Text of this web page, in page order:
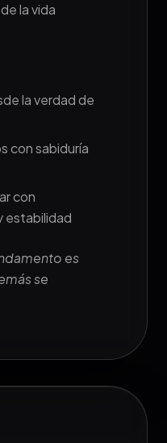
la vida
la verdad de
con sabiduría
con
estabilidad
es
se